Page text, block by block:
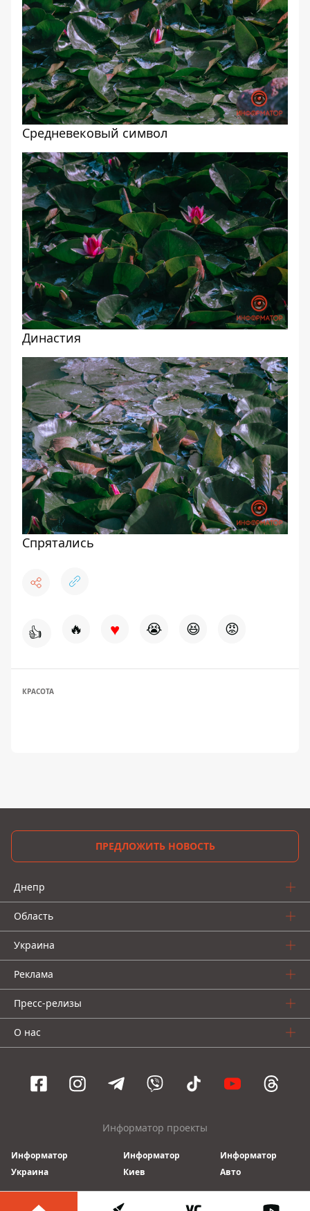
Средневековый символ
Династия
Спрятались
👍 🔥 ♥ 😭 😆 😡
КРАСОТА
ПРЕДЛОЖИТЬ НОВОСТЬ
Днепр
Область
Украина
Реклама
Пресс-релизы
О нас
Информатор проекты
Информатор
Украина
Информатор
Киев
Информатор
Авто